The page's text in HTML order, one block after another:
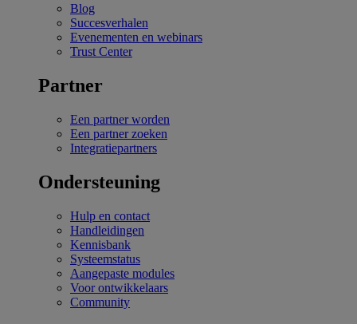
Blog
Succesverhalen
Evenementen en webinars
Trust Center
Partner
Een partner worden
Een partner zoeken
Integratiepartners
Ondersteuning
Hulp en contact
Handleidingen
Kennisbank
Systeemstatus
Aangepaste modules
Voor ontwikkelaars
Community